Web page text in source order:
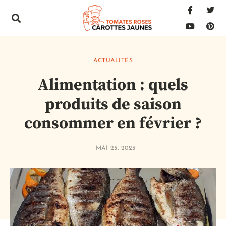
ACTUALITÉS
Alimentation : quels
produits de saison
consommer en février ?
MAI 25, 2023